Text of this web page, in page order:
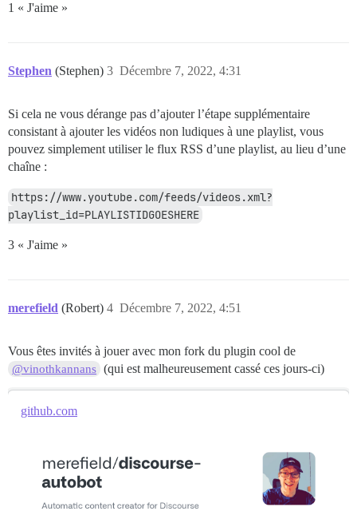
1 « J'aime »
Stephen (Stephen) Décembre 7, 2022, 4:31
3
Si cela ne vous dérange pas d’ajouter l’étape supplémentaire
consistant à ajouter les vidéos non ludiques à une playlist, vous
pouvez simplement utiliser le flux RSS d’une playlist, au lieu d’une
chaîne :
https://www.youtube.com/feeds/videos.xml?
playlist_id=PLAYLISTIDGOESHERE
3 « J'aime »
merefield (Robert) Décembre 7, 2022, 4:51
4
Vous êtes invités à jouer avec mon fork du plugin cool de
@vinothkannans (qui est malheureusement cassé ces jours-ci)
github.com